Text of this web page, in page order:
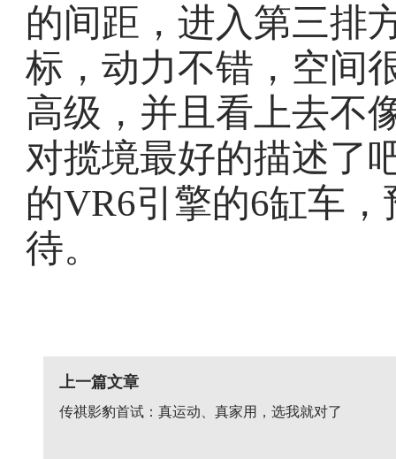
的间距，进入第三排
标，动力不错，空间
高级，并且看上去不
对揽境最好的描述了
的VR6引擎的6缸车
待。
上一篇文章
传祺影豹首试：真运动、真家用，选我就对了